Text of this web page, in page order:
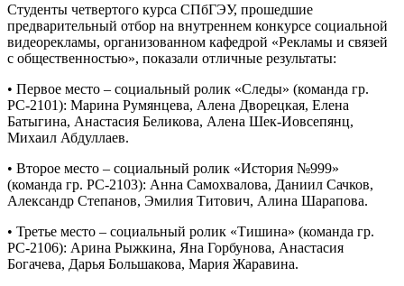
Студенты четвертого курса СПбГЭУ, прошедшие
предварительный отбор на внутреннем конкурсе социальной
видеорекламы, организованном кафедрой «Рекламы и связей
с общественностью», показали отличные результаты:
• Первое место – социальный ролик «Следы» (команда гр.
РС-2101): Марина Румянцева, Алена Дворецкая, Елена
Батыгина, Анастасия Беликова, Алена Шек-Иовсепянц,
Михаил Абдуллаев.
• Второе место – социальный ролик «История №999»
(команда гр. РС-2103): Анна Самохвалова, Даниил Сачков,
Александр Степанов, Эмилия Титович, Алина Шарапова.
• Третье место – социальный ролик «Тишина» (команда гр.
РС-2106): Арина Рыжкина, Яна Горбунова, Анастасия
Богачева, Дарья Большакова, Мария Жаравина.